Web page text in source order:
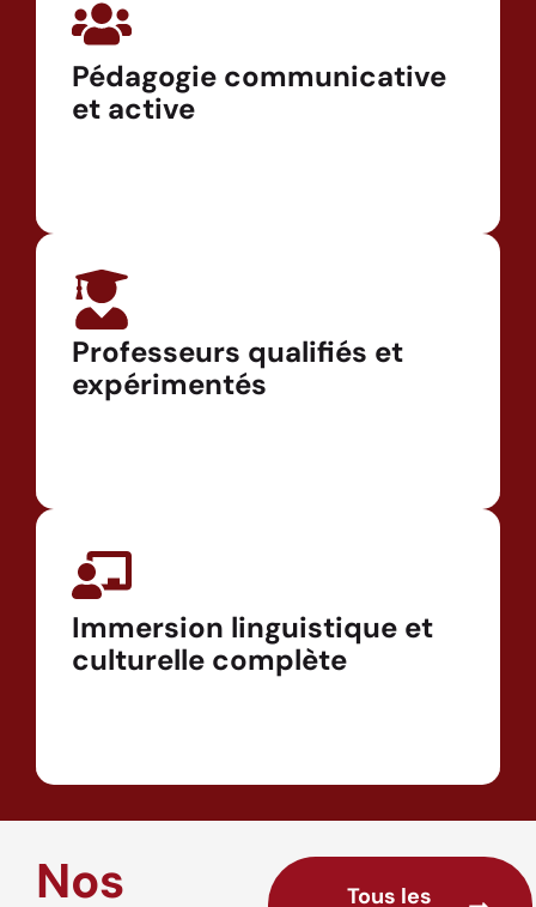
Pédagogie communicative
et active
Professeurs qualifiés et
expérimentés
Immersion linguistique et
culturelle complète
Nos Tous les